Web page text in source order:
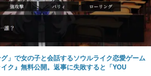
グ」で女の子と会話するソウルライク恋愛ゲーム
イク』無料公開。返事に失敗すると「YOU